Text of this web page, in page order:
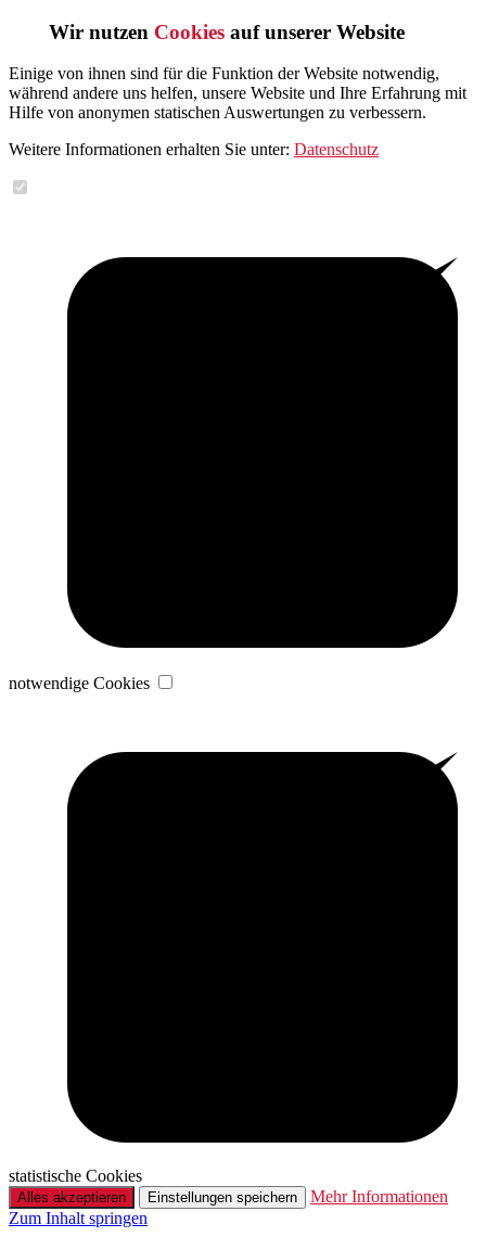
Wir nutzen Cookies auf unserer Website
Einige von ihnen sind für die Funktion der Website notwendig,
während andere uns helfen, unsere Website und Ihre Erfahrung mit
Hilfe von anonymen statischen Auswertungen zu verbessern.
Weitere Informationen erhalten Sie unter: Datenschutz
notwendige Cookies
statistische Cookies
Alles akzeptieren Einstellungen speichern
Mehr Informationen
Zum Inhalt springen